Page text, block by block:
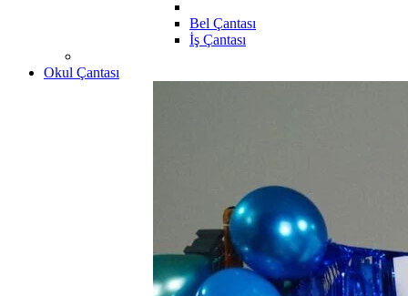
Bel Çantası
İş Çantası
Okul Çantası